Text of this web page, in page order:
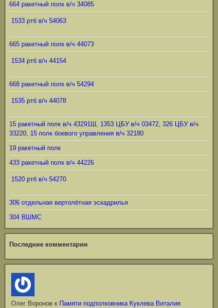
664 ракетный полк в/ч 34085
1533 ртб в/ч 54063
665 ракетный полк в/ч 44073
1534 ртб в/ч 44154
668 ракетный полк в/ч 54294
1535 ртб в/ч 44078
15 ракетный полк в/ч 43291Ш, 1353 ЦБУ в/ч 03472, 326 ЦБУ в/ч
33220, 15 полк боевого управления в/ч 32180
19 ракетный полк
433 ракетный полк в/ч 44226
1520 ртб в/ч 54270
306 отдельная вертолётная эскадрилья
304 ВШМС
Последние комментарии
Олег Воронов к Памяти подполковника Куклева Виталия